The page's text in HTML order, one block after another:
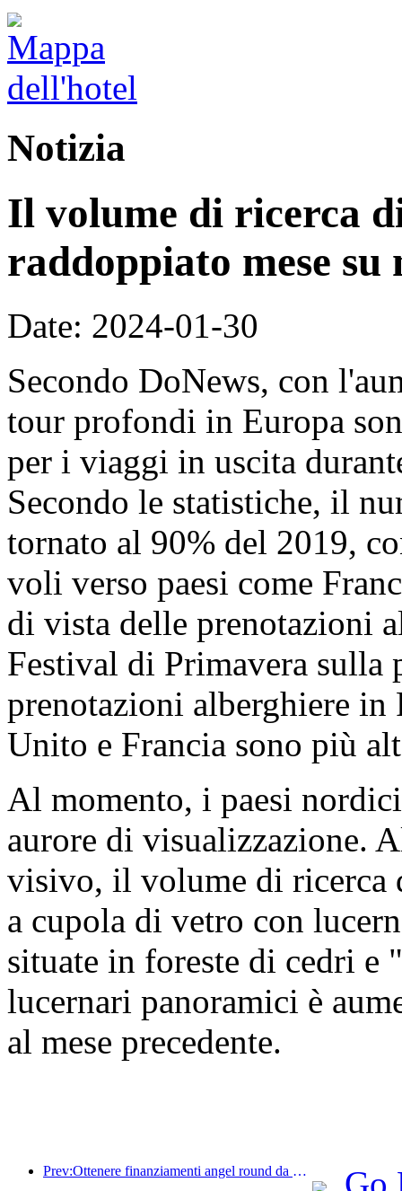
Notizia
Il volume di ricerca
raddoppiato mese su
Date: 2024-01-30
Secondo DoNews, con
tour profondi in Europa
per i viaggi in uscita
Secondo le statistiche, il
tornato al 90% del 2019,
voli verso paesi come
di vista delle prenotazioni
Festival di Primavera sulla
prenotazioni alberghiere in
Unito e Francia sono più
Al momento, i paesi
aurore di visualizzazione.
visivo, il volume di ricerca
a cupola di vetro con
situate in foreste di cedri e
lucernari panoramici è
al mese precedente.
Prev:Ottenere finanziamenti angel round da Huashi Sports, leader nel miglioramento digitale del settore alberghiero Go